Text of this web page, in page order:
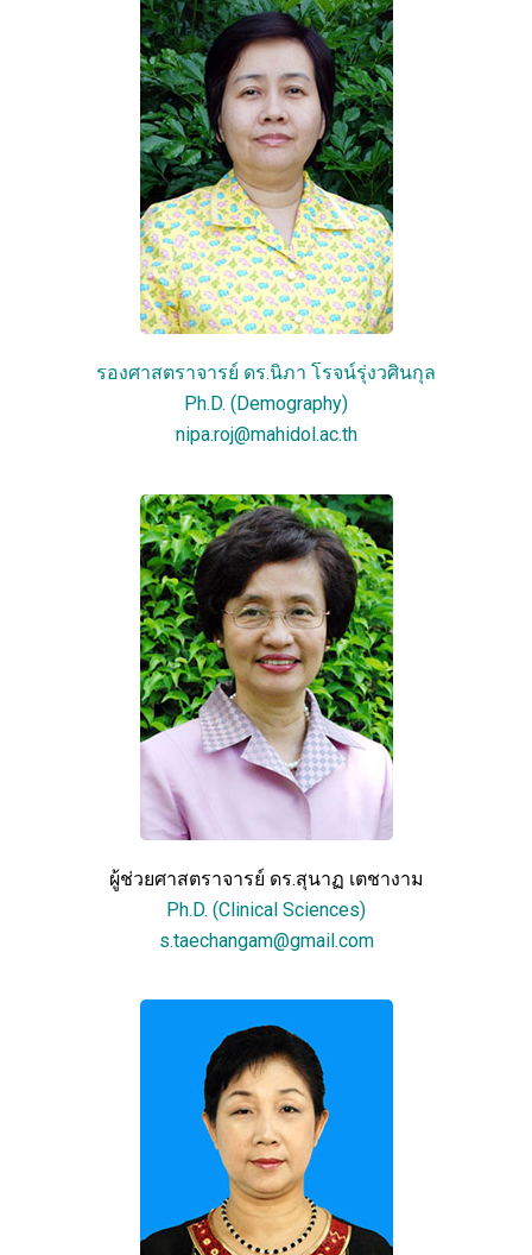
รองศาสตราจารย์ ดร.นิภา โรจน์รุ่งวศินกุล
Ph.D. (Demography)
nipa.roj@mahidol.ac.th
ผู้ช่วยศาสตราจารย์ ดร.สุนาฏ เตชางาม
Ph.D. (Clinical Sciences)
s.taechangam@gmail.com